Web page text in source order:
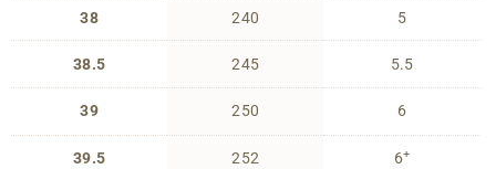
38
38.5
39
39.5
240
245
250
252
5
5.5
6
6+